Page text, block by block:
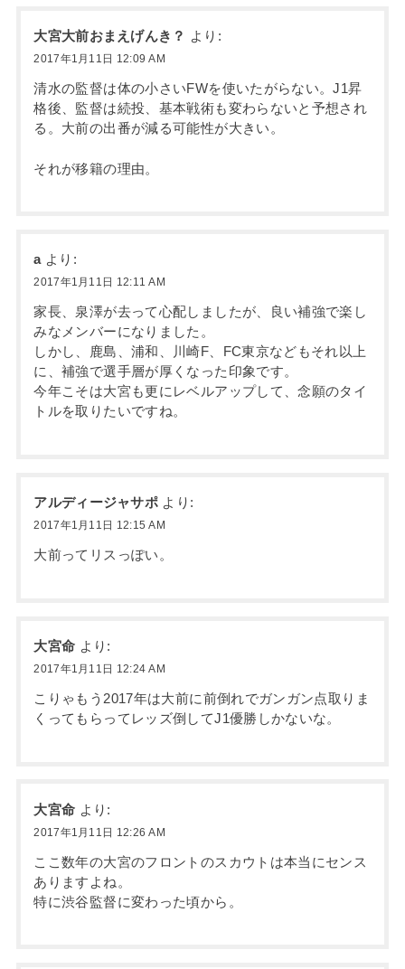
大宮大前おまえげんき？ より:
2017年1月11日 12:09 AM
清水の監督は体の小さいFWを使いたがらない。J1昇
格後、監督は続投、基本戦術も変わらないと予想され
る。大前の出番が減る可能性が大きい。
それが移籍の理由。
a より:
2017年1月11日 12:11 AM
家長、泉澤が去って心配しましたが、良い補強で楽し
みなメンバーになりました。
しかし、鹿島、浦和、川崎F、FC東京などもそれ以上
に、補強で選手層が厚くなった印象です。
今年こそは大宮も更にレベルアップして、念願のタイ
トルを取りたいですね。
アルディージャサポ より:
2017年1月11日 12:15 AM
大前ってリスっぽい。
大宮命 より:
2017年1月11日 12:24 AM
こりゃもう2017年は大前に前倒れでガンガン点取りま
くってもらってレッズ倒してJ1優勝しかないな。
大宮命 より:
2017年1月11日 12:26 AM
ここ数年の大宮のフロントのスカウトは本当にセンス
ありますよね。
特に渋谷監督に変わった頃から。